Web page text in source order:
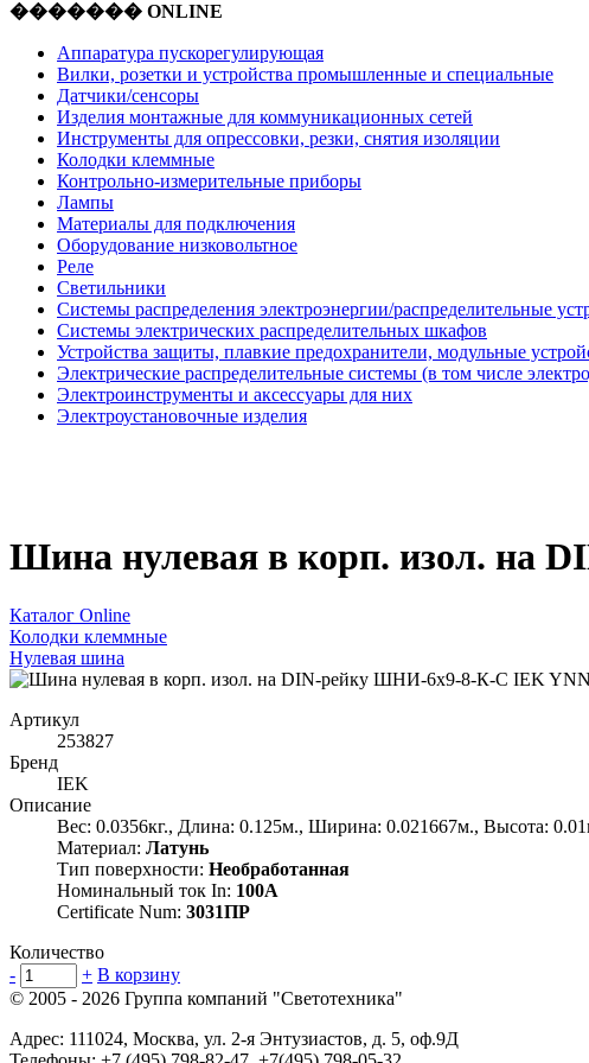
������� ONLINE
Аппаратура пускорегулирующая
Вилки, розетки и устройства промышленные и специальные
Датчики/сенсоры
Изделия монтажные для коммуникационных сетей
Инструменты для опрессовки, резки, снятия изоляции
Колодки клеммные
Контрольно-измерительные приборы
Лампы
Материалы для подключения
Оборудование низковольтное
Реле
Светильники
Системы распределения электроэнергии/распределительные
Системы электрических распределительных шкафов
Устройства защиты, плавкие предохранители, модульные
Электрические распределительные системы (в том числе
Электроинструменты и аксессуары для них
Электроустановочные изделия
Шина нулевая в корп. изол. на
Каталог Online
Колодки клеммные
Нулевая шина
Артикул
253827
Бренд
IEK
Описание
Вес: 0.0356кг., Длина: 0.125м., Ширина: 0.021667м., Высота:
Материал: Латунь
Тип поверхности: Необработанная
Номинальный ток In: 100А
Certificate Num: 3031ПР
Количество
-
+ В корзину
© 2005 - 2026 Группа компаний "Светотехника"
Адрес: 111024, Москва, ул. 2-я Энтузиастов, д. 5, оф.9Д